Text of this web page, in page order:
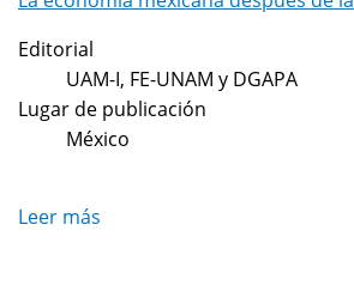
Editorial
UAM-I, FE-UNAM y DGAPA
Lugar de publicación
México
Leer más